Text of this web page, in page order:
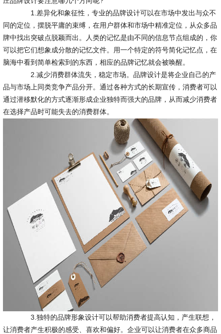
1.差异化和象征性，专业的品牌设计可以在市场中发出与众不
同的定位，摆脱平庸的束缚，在用户群体和市场中精准定位，从众多品
牌中找出突破点脱颖而出。人类的记忆是由不同的信息节点组成的，你
可以把它们想象成分散的记忆文件。用一个特定的符号简化记忆点，在
脑海中看到简单检索到的东西，相应的品牌记忆就会被唤醒。
2.减少消费群体流失，稳定市场。品牌设计是将企业自己的产
品与市场上同类竞争产品分开。通过各种方式的长期宣传，消费者可以
通过潜移默化的方式逐渐形成企业独特而强大的品牌，从而减少消费者
在选择产品时可能失去的消费群体。
3.独特的品牌形象设计可以帮助消费者提高认知，产生联想，
让消费者产生积极的感受、喜欢和偏好。企业可以让消费者在众多商品